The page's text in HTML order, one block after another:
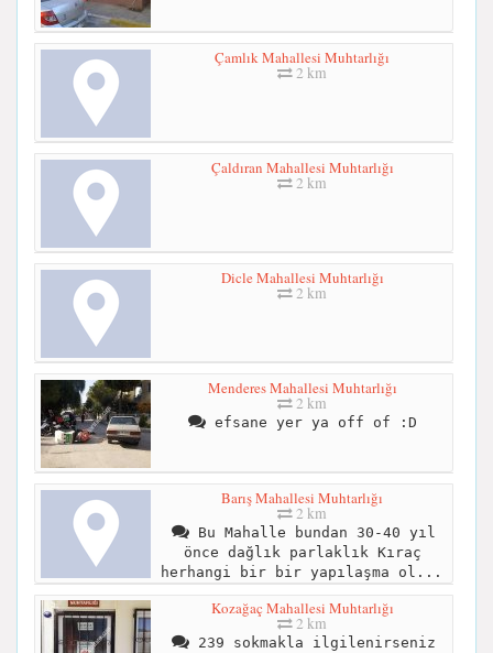
Çamlık Mahallesi Muhtarlığı
2 km
Çaldıran Mahallesi Muhtarlığı
2 km
Dicle Mahallesi Muhtarlığı
2 km
Menderes Mahallesi Muhtarlığı
2 km
efsane yer ya off of :D
Barış Mahallesi Muhtarlığı
2 km
Bu Mahalle bundan 30-40 yıl
önce dağlık parlaklık Kıraç
herhangi bir bir yapılaşma ol...
Kozağaç Mahallesi Muhtarlığı
2 km
239 sokmakla ilgilenirseniz